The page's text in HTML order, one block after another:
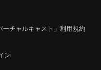
チャルキャスト」利用規約
ン